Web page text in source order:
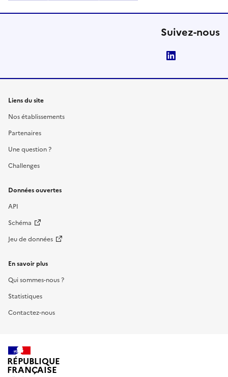
Suivez-nous
Liens du site
Nos établissements
Partenaires
Une question ?
Challenges
Données ouvertes
API
Schéma
Jeu de données
En savoir plus
Qui sommes-nous ?
Statistiques
Contactez-nous
RÉPUBLIQUE
FRANÇAISE